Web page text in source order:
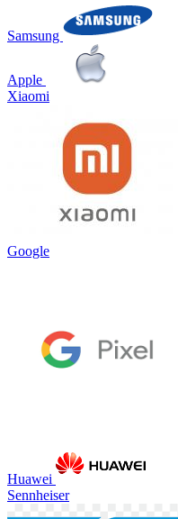
Samsung
Apple
Xiaomi
Google
Huawei
Sennheiser